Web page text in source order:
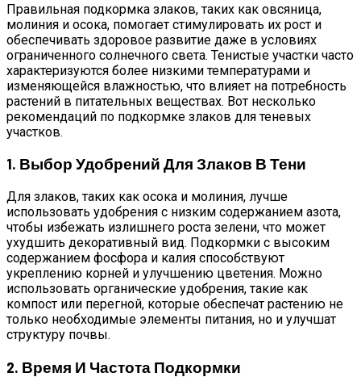
Правильная подкормка злаков, таких как овсяница,
молиния и осока, помогает стимулировать их рост и
обеспечивать здоровое развитие даже в условиях
ограниченного солнечного света. Тенистые участки часто
характеризуются более низкими температурами и
изменяющейся влажностью, что влияет на потребность
растений в питательных веществах. Вот несколько
рекомендаций по подкормке злаков для теневых
участков.
1. Выбор Удобрений Для Злаков В Тени
Для злаков, таких как осока и молиния, лучше
использовать удобрения с низким содержанием азота,
чтобы избежать излишнего роста зелени, что может
ухудшить декоративный вид. Подкормки с высоким
содержанием фосфора и калия способствуют
укреплению корней и улучшению цветения. Можно
использовать органические удобрения, такие как
компост или перегной, которые обеспечат растению не
только необходимые элементы питания, но и улучшат
структуру почвы.
2. Время И Частота Подкормки